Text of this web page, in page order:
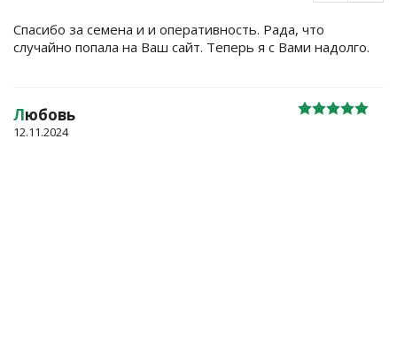
Спасибо за семена и и оперативность. Рада, что
случайно попала на Ваш сайт. Теперь я с Вами надолго.
Любовь
12.11.2024